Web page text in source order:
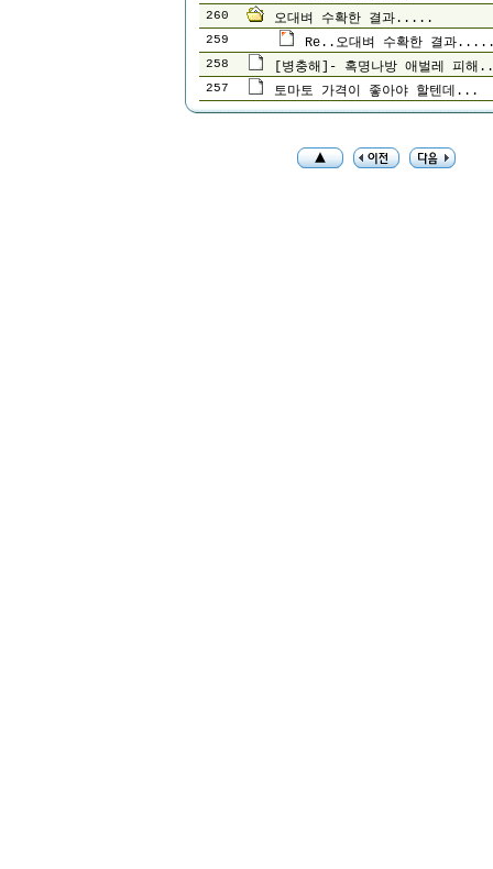
260 오대벼 수확한 결과.....
259 Re..오대벼 수확한 결과
258 [병충해]- 혹명나방 애벌레 피해..
257 토마토 가격이 좋아야 할텐데...